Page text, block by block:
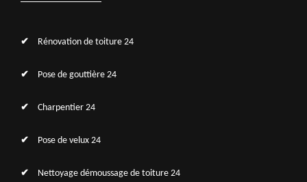
Rénovation de toiture 24
Pose de gouttière 24
Charpentier 24
Pose de velux 24
Nettoyage démoussage de toiture 24